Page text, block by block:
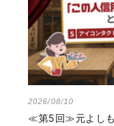
2026/08/10
≪第5回≫元よしも